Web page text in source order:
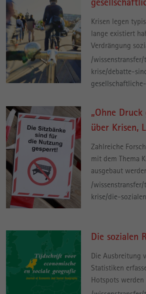
Krisen legen
lange existiert
Verdrängung
/
krise/debatte-
„Ohne
über Krisen,
Zahlreiche
mit dem Thema
ausgebaut
/
krise/die-
Die sozialen
Die Ausbreitung
Statistiken
Hotspots